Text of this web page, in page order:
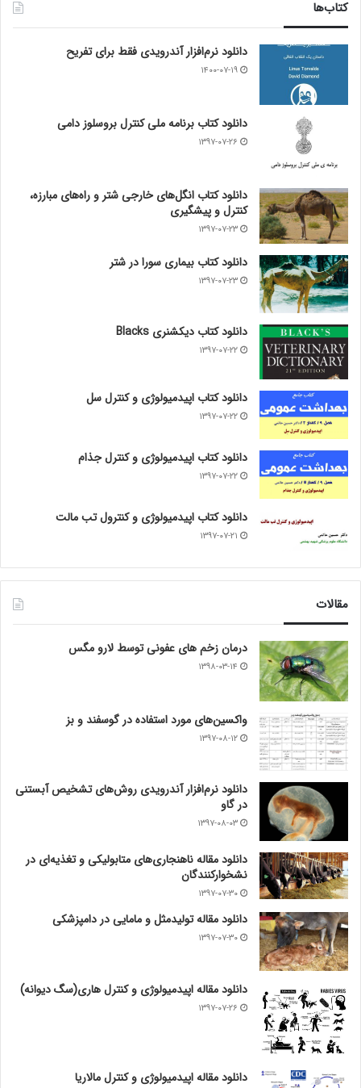
کتاب‌ها
دانلود نرم‌افزار آندرویدی فقط برای تفریح
۱۴۰۰-۰۷-۱۹
دانلود کتاب برنامه ملی کنترل بروسلوز دامی
۱۳۹۷-۰۷-۲۶
دانلود کتاب انگل‌های خارجی شتر و راه‌های مبارزه،
کنترل و پیشگیری
۱۳۹۷-۰۷-۲۳
دانلود کتاب بیماری سورا در شتر
۱۳۹۷-۰۷-۲۳
دانلود کتاب دیکشنری Blacks
۱۳۹۷-۰۷-۲۲
دانلود کتاب اپیدمیولوژی و کنترل سل
۱۳۹۷-۰۷-۲۲
دانلود کتاب اپیدمیولوژی و کنترل جذام
۱۳۹۷-۰۷-۲۲
دانلود کتاب اپیدمیولوژی و کنترول تب مالت
۱۳۹۷-۰۷-۲۱
مقالات
درمان زخم های عفونی توسط لارو مگس
۱۳۹۸-۰۳-۱۴
واکسین‌های مورد استفاده در گوسفند و بز
۱۳۹۷-۰۸-۱۲
دانلود نرم‌افزار آندرویدی روش‌های تشخیص آبستنی
در گاو
۱۳۹۷-۰۸-۰۳
دانلود مقاله ناهنجاری‌های متابولیکی و تغذیه‌ای در
نشخوارکنندگان
۱۳۹۷-۰۷-۳۰
دانلود مقاله تولیدمثل و مامایی در دامپزشکی
۱۳۹۷-۰۷-۳۰
دانلود مقاله اپیدمیولوژی و کنترل هاری(سگ دیوانه)
۱۳۹۷-۰۷-۲۶
دانلود مقاله اپیدمیولوژی و کنترل مالاریا